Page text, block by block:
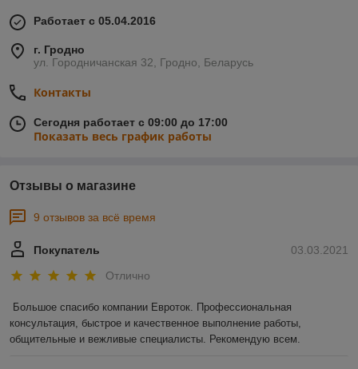
Работает с 05.04.2016
г. Гродно
ул. Городничанская 32, Гродно, Беларусь
Контакты
Сегодня работает с 09:00 до 17:00
Показать весь график работы
Отзывы о магазине
9 отзывов за всё время
03.03.2021
Покупатель
Отлично
Большое спасибо компании Евроток. Профессиональная
консультация, быстрое и качественное выполнение работы,
общительные и вежливые специалисты. Рекомендую всем.